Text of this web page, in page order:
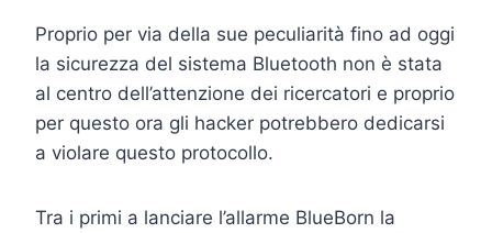
Proprio per via della sue peculiarità fino ad oggi
la sicurezza del sistema Bluetooth non è stata
al centro dell’attenzione dei ricercatori e proprio
per questo ora gli hacker potrebbero dedicarsi
a violare questo protocollo.
Tra i primi a lanciare l’allarme BlueBorn la